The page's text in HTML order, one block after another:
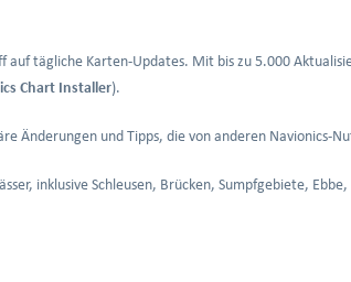
auf tägliche Karten-Updates. Mit bis zu 5.000
Chart Installer).
Änderungen und Tipps, die von anderen Navionics-
inklusive Schleusen, Brücken, Sumpfgebiete,